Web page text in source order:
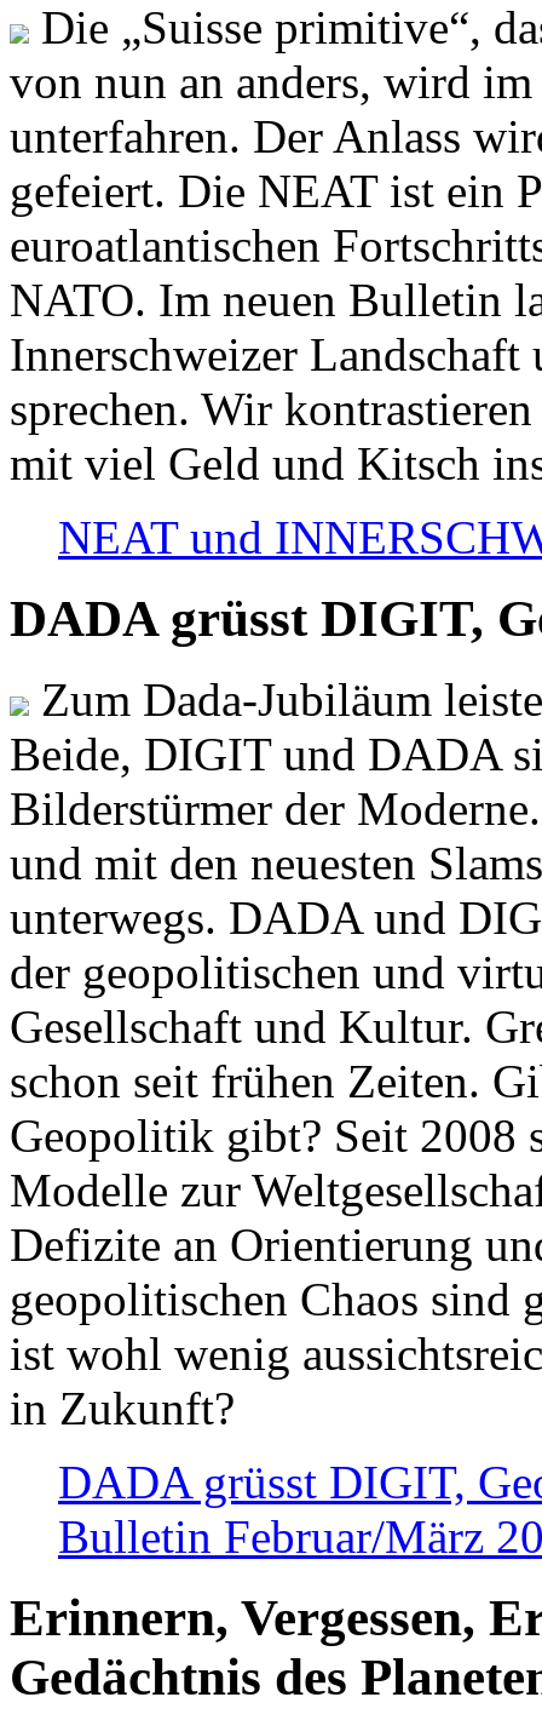
Die „Suisse primitive“,
von nun an anders, wird
unterfahren. Der Anlass
gefeiert. Die NEAT ist ein
euroatlantischen
NATO. Im neuen Bulletin
Innerschweizer
sprechen. Wir
mit viel Geld und Kitsch
NEAT und
DADA grüsst DIGIT,
Zum Dada-Jubiläum
Beide, DIGIT und DADA
Bilderstürmer der
und mit den neuesten
unterwegs. DADA und
der geopolitischen und
Gesellschaft und Kultur.
schon seit frühen Zeiten.
Geopolitik gibt? Seit 2008
Modelle zur
Defizite an Orientierung
geopolitischen Chaos sind
ist wohl wenig
in Zukunft?
DADA grüsst DIGIT,
Bulletin Februar/März
Erinnern, Vergessen,
Gedächtnis des